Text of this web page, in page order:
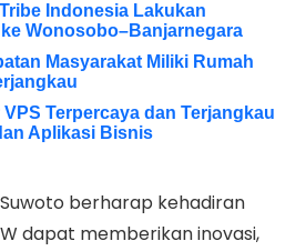
Indonesia Lakukan
Wonosobo–Banjarnegara
Masyarakat Miliki Rumah
Terpercaya dan Terjangkau
Aplikasi Bisnis
berharap kehadiran
dapat memberikan inovasi,